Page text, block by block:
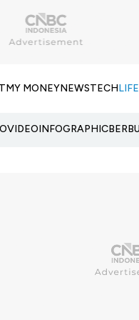
MY MONEYNEWSTECH
VIDEOINFOGRAPHIC